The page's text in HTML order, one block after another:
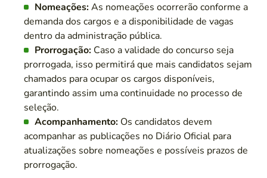
Nomeações:As nomeações ocorrerão conforme a
demanda dos cargos e a disponibilidade de vagas
dentro da administração pública.
Prorrogação: Caso a validade do concurso seja
prorrogada, isso permitirá que mais candidatos sejam
chamados para ocupar os cargos disponíveis,
garantindo assim uma continuidade no processo de
seleção.
Acompanhamento: Os candidatos devem
acompanhar as publicações no Diário Oficial para
atualizações sobre nomeações e possíveis prazos de
prorrogação.